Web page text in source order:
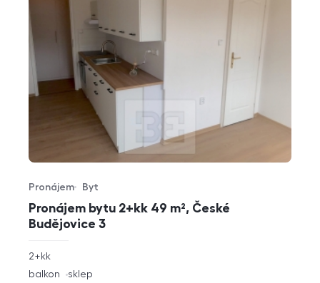
Pronájem bytu 2+kk 49 m², České
Budějovice 3
Typ nabídky
Pronájem
Typ nemovitosti
Byt
rozměry
2+kk
funkce
balkon sklep